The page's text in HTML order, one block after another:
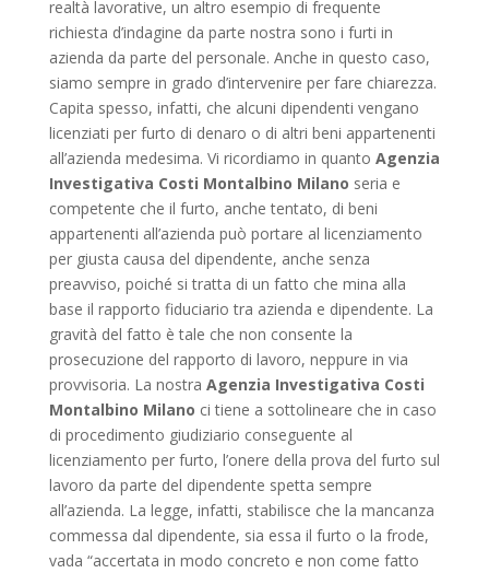
realtà lavorative, un altro esempio di frequente
richiesta d’indagine da parte nostra sono i furti in
azienda da parte del personale. Anche in questo caso,
siamo sempre in grado d’intervenire per fare chiarezza.
Capita spesso, infatti, che alcuni dipendenti vengano
licenziati per furto di denaro o di altri beni appartenenti
all’azienda medesima. Vi ricordiamo in quanto Agenzia
Investigativa Costi Montalbino Milano seria e
competente che il furto, anche tentato, di beni
appartenenti all’azienda può portare al licenziamento
per giusta causa del dipendente, anche senza
preavviso, poiché si tratta di un fatto che mina alla
base il rapporto fiduciario tra azienda e dipendente. La
gravità del fatto è tale che non consente la
prosecuzione del rapporto di lavoro, neppure in via
provvisoria. La nostra Agenzia Investigativa Costi
Montalbino Milano ci tiene a sottolineare che in caso
di procedimento giudiziario conseguente al
licenziamento per furto, l’onere della prova del furto sul
lavoro da parte del dipendente spetta sempre
all’azienda. La legge, infatti, stabilisce che la mancanza
commessa dal dipendente, sia essa il furto o la frode,
vada “accertata in modo concreto e non come fatto